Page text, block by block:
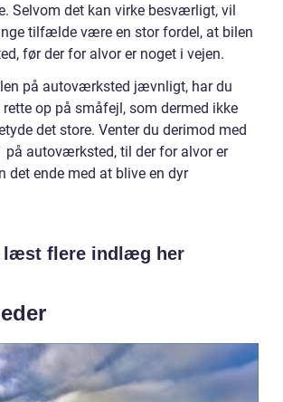
Selvom det kan virke besværligt, vil
tilfælde være en stor fordel, at bilen
før der for alvor er noget i vejen.
på autoværksted jævnligt, har du
op på småfejl, som dermed ikke
det store. Venter du derimod med
på autoværksted, til der for alvor er
det ende med at blive en dyr
læst flere indlæg her